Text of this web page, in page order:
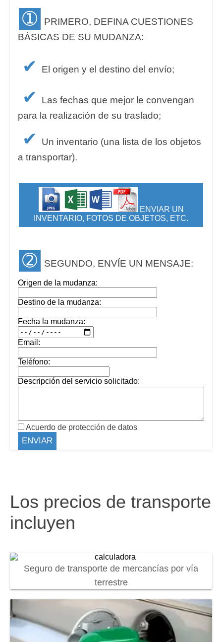
➀
PRIMERO, DEFINA CUESTIONES
BÁSICAS DE SU MUDANZA:
✔ El origen y el destino del envío;
✔
Las fechas que mejor le convengan
para la realización de su traslado;
✔
Un inventario (una lista de los objetos
a transportar).
ENVIAR UN
INVENTARIO, FOTOS DE OBJETOS, ETC.
➁ SEGUNDO, ENVÍE UN MENSAJE:
Origen de la mudanza:
Destino de la mudanza:
Fecha la mudanza:
Email:
Teléfono:
Descripción del servicio solicitado:
Acuerdo de protección de datos
Los precios de transporte
incluyen
Seguro de transporte de mercancías por vía
terrestre